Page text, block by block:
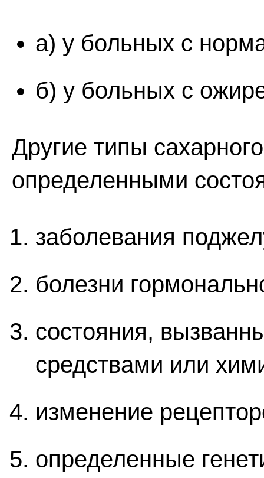
а) у больных с
б) у больных с
Другие типы
определенными
заболевания
болезни
состояния,
средствами или
изменение
определенные